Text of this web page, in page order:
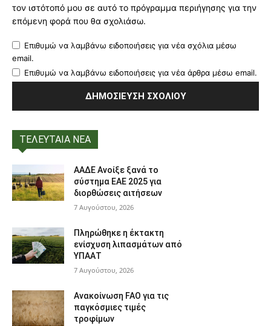
τον ιστότοπό μου σε αυτό το πρόγραμμα περιήγησης για την
επόμενη φορά που θα σχολιάσω.
Επιθυμώ να λαμβάνω ειδοποιήσεις για νέα σχόλια μέσω
email.
Επιθυμώ να λαμβάνω ειδοποιήσεις για νέα άρθρα μέσω email.
ΤΕΛΕΥΤΑΙΑ ΝΕΑ
ΑΑΔΕ Ανοίξε ξανά το
σύστημα ΕΑΕ 2025 για
διορθώσεις αιτήσεων
7 Αυγούστου, 2026
Πληρώθηκε η έκτακτη
ενίσχυση λιπασμάτων από
ΥΠΑΑΤ
7 Αυγούστου, 2026
Ανακοίνωση FAO για τις
παγκόσμιες τιμές
τροφίμων